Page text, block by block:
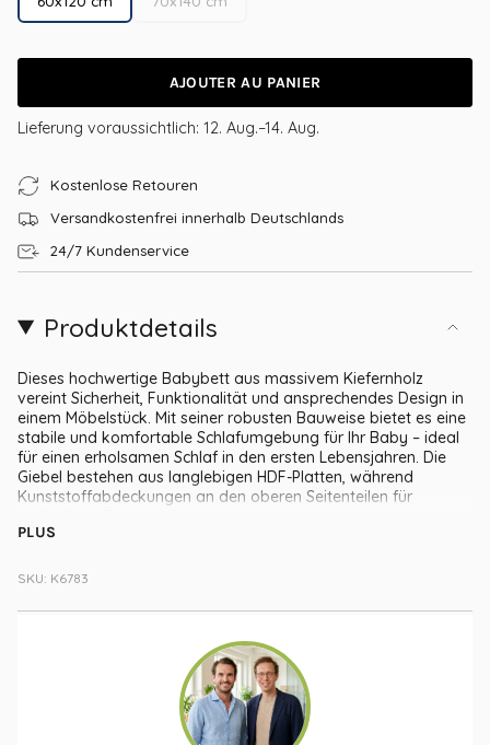
AJOUTER AU PANIER
Lieferung voraussichtlich: 12. Aug.–14. Aug.
Kostenlose Retouren
Versandkostenfrei innerhalb Deutschlands
24/7 Kundenservice
Produktdetails
Dieses hochwertige Babybett aus massivem Kiefernholz
vereint Sicherheit, Funktionalität und ansprechendes Design in
einem Möbelstück. Mit seiner robusten Bauweise bietet es eine
stabile und komfortable Schlafumgebung für Ihr Baby – ideal
für einen erholsamen Schlaf in den ersten Lebensjahren. Die
Giebel bestehen aus langlebigen HDF-Platten, während
Kunststoffabdeckungen an den oberen Seitenteilen für
Ein durchdachtes Detail dieses Babybetts sind die
Kind, selbstständig in das Bett hinein- und hinauszuklettern,
die Selbstständigkeit fördert und dabei die Sicherheit stets
Besonders praktisch ist die integrierte Schublade unter dem
Bett, die reichlich Stauraum für Bettwäsche, Kleidung,
Spielzeug oder andere Babyutensilien bietet und somit für
PLUS
SKU: K6783